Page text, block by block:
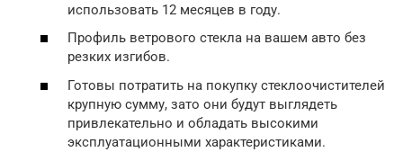
использовать 12 месяцев в году.
Профиль ветрового стекла на вашем авто без
резких изгибов.
Готовы потратить на покупку стеклоочистителей
крупную сумму, зато они будут выглядеть
привлекательно и обладать высокими
эксплуатационными характеристиками.